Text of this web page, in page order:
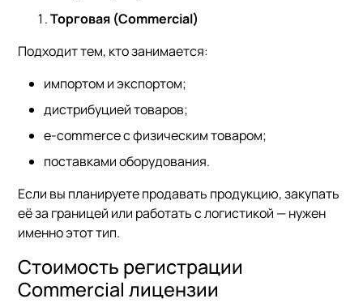
Торговая (Commercial)
Подходит тем, кто занимается:
импортом и экспортом;
дистрибуцией товаров;
e-commerce с физическим товаром;
поставками оборудования.
Если вы планируете продавать продукцию, закупать
её за границей или работать с логистикой — нужен
именно этот тип.
Стоимость регистрации
Commercial лицензии